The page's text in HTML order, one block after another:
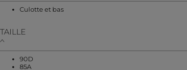
Culotte et basAffiner par CATEGORIES : Culotte et bas
TAILLE
90D
85AAffiner par TAILLE : 85A